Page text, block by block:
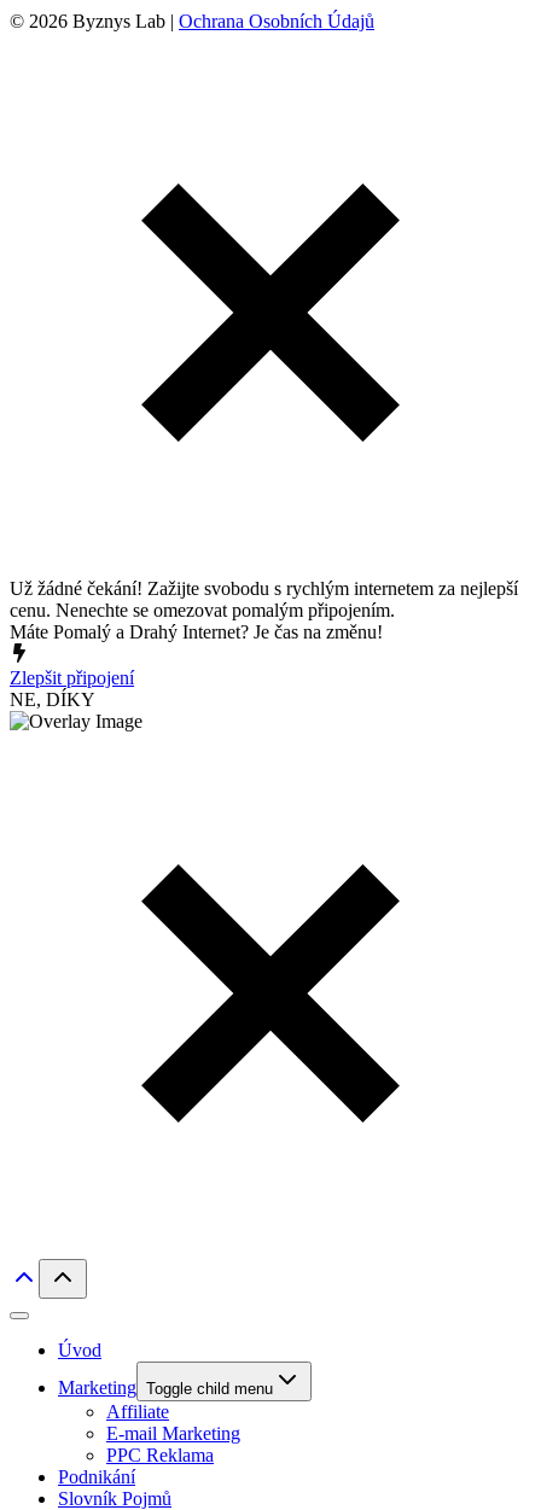
© 2026 Byznys Lab | Ochrana Osobních Údajů
Už žádné čekání! Zažijte svobodu s rychlým internetem za nejlepší
cenu. Nenechte se omezovat pomalým připojením.
Máte Pomalý a Drahý Internet? Je čas na změnu!
Zlepšit připojení
NE, DÍKY
Úvod
Marketing Toggle child menu
Affiliate
E-mail Marketing
PPC Reklama
Podnikání
Slovník Pojmů